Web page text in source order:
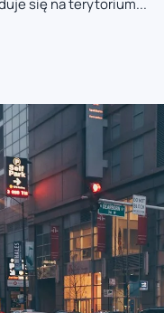
się na terytorium...